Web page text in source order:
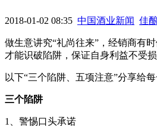
房难 独家解析白酒众筹成功的几个
2018-01-02 08:35 中国酒业新闻 佳
做生意讲究“礼尚往来”，经销商有
才能识破陷阱，保证自身利益不受损
以下“三个陷阱、五项注意”分享给
三个陷阱
1、警惕口头承诺